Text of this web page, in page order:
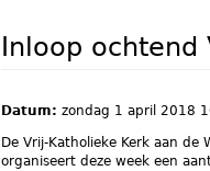
Inloop ochtend
Datum: zondag 1 april 2018
De Vrij-Katholieke Kerk aan de
organiseert deze week een